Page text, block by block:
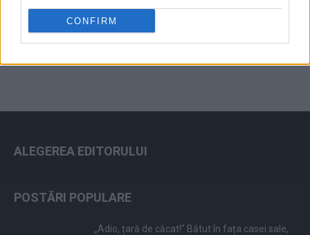
CONFIRM ad
ALEGEREA EDITORULUI
POSTĂRI POPULARE
„Adio, țară de căcat!” Bătut în fața casei sale,